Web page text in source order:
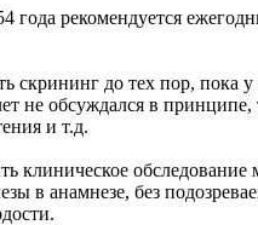
года рекомендуется
до тех пор, пока у
не обсуждался в
и т.д.
клиническое
в анамнезе, без